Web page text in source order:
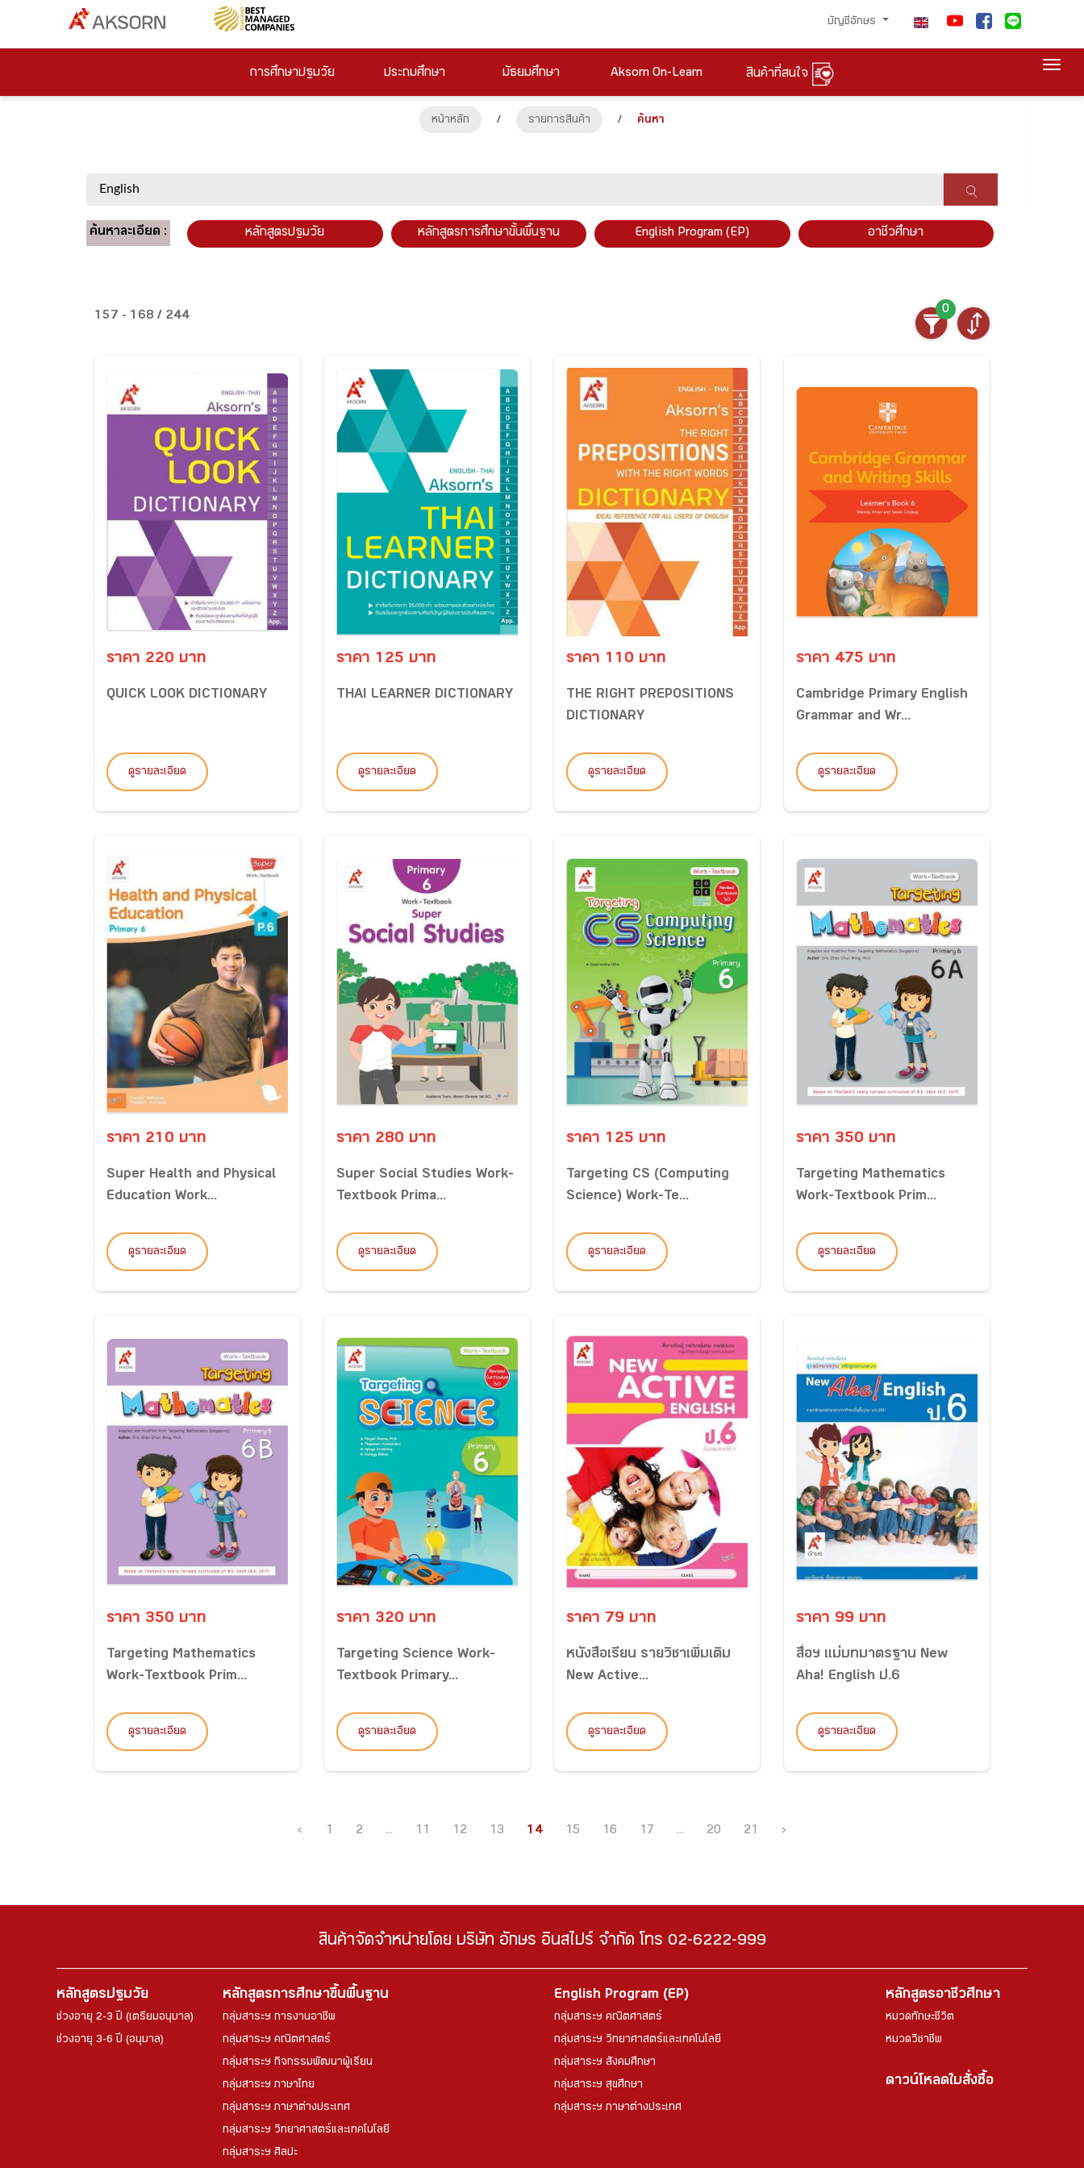
บัญชีอักษร
การศึกษาปฐมวัย ประถมศึกษา มัธยมศึกษา Aksorn On-Learn สินค้าที่สนใจ
หน้าหลัก / รายการสินค้า / ค้นหา
ค้นหาละเอียด : หลักสูตรปฐมวัย หลักสูตรการศึกษาขั้นพื้นฐาน English Program (EP) อาชีวศึกษา
157 - 168 / 244
0
ราคา 220 บาท
QUICK LOOK DICTIONARY
ดูรายละเอียด
ราคา 125 บาท
THAI LEARNER DICTIONARY
ดูรายละเอียด
ราคา 110 บาท
THE RIGHT PREPOSITIONS
DICTIONARY
ดูรายละเอียด
ราคา 475 บาท
Cambridge Primary English
Grammar and Wr...
ดูรายละเอียด
ราคา 210 บาท
Super Health and Physical
Education Work...
ดูรายละเอียด
ราคา 280 บาท
Super Social Studies Work-
Textbook Prima...
ดูรายละเอียด
ราคา 125 บาท
Targeting CS (Computing
Science) Work-Te...
ดูรายละเอียด
ราคา 350 บาท
Targeting Mathematics
Work-Textbook Prim...
ดูรายละเอียด
ราคา 350 บาท
Targeting Mathematics
Work-Textbook Prim...
ดูรายละเอียด
ราคา 320 บาท
Targeting Science Work-
Textbook Primary...
ดูรายละเอียด
ราคา 79 บาท
หนังสือเรียน รายวิชาเพิ่มเติม
New Active...
ดูรายละเอียด
ราคา 99 บาท
สื่อฯ แม่บทมาตรฐาน New
Aha! English ป.6
ดูรายละเอียด
‹ 1 2 ... 11 12 13 14 15 16 17 ... 20 21 ›
สินค้าจัดจำหน่ายโดย บริษัท อักษร อินสไปร์ จำกัด โทร 02-6222-999
หลักสูตรปฐมวัย
ช่วงอายุ 2-3 ปี (เตรียมอนุบาล)
ช่วงอายุ 3-6 ปี (อนุบาล)
หลักสูตรการศึกษาขึ้นพื้นฐาน
กลุ่มสาระฯ การงานอาชีพ
กลุ่มสาระฯ คณิตศาสตร์
กลุ่มสาระฯ กิจกรรมพัฒนาผู้เรียน
กลุ่มสาระฯ ภาษาไทย
กลุ่มสาระฯ ภาษาต่างประเทศ
กลุ่มสาระฯ วิทยาศาสตร์และเทคโนโลยี
กลุ่มสาระฯ ศิลปะ
English Program (EP)
กลุ่มสาระฯ คณิตศาสตร์
กลุ่มสาระฯ วิทยาศาสตร์และเทคโนโลยี
กลุ่มสาระฯ สังคมศึกษา
กลุ่มสาระฯ สุขศึกษา
กลุ่มสาระฯ ภาษาต่างประเทศ
หลักสูตรอาชีวศึกษา
หมวดทักษะชีวิต
หมวดวิชาชีพ
ดาวน์โหลดใบสั่งซื้อ